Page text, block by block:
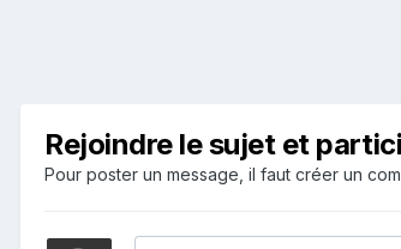
Rejoindre le sujet et
Pour poster un message, il faut créer un